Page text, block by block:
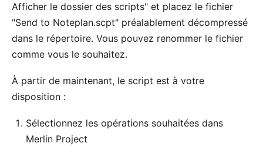
Afficher le dossier des scripts" et placez le fichier
"Send to Noteplan.scpt" préalablement décompressé
dans le répertoire. Vous pouvez renommer le fichier
comme vous le souhaitez.
À partir de maintenant, le script est à votre
disposition :
Sélectionnez les opérations souhaitées dans
Merlin Project